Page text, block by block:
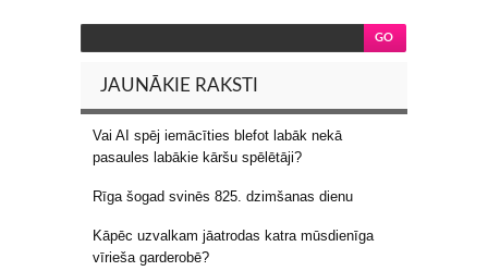
JAUNĀKIE RAKSTI
Vai AI spēj iemācīties blefot labāk nekā
pasaules labākie kāršu spēlētāji?
Rīga šogad svinēs 825. dzimšanas dienu
Kāpēc uzvalkam jāatrodas katra mūsdienīga
vīrieša garderobē?